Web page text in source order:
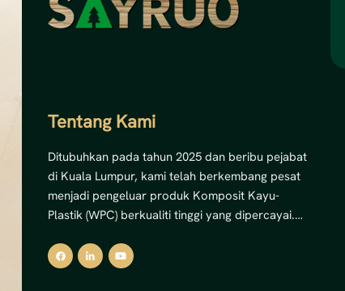
Tentang Kami
Ditubuhkan pada tahun 2025 dan beribu pejabat
di Kuala Lumpur, kami telah berkembang pesat
menjadi pengeluar produk Komposit Kayu-
Plastik (WPC) berkualiti tinggi yang dipercayai.
dan kemampanan, kami pakar dalam
menghasilkan penyelesaian dek WPC luaran,